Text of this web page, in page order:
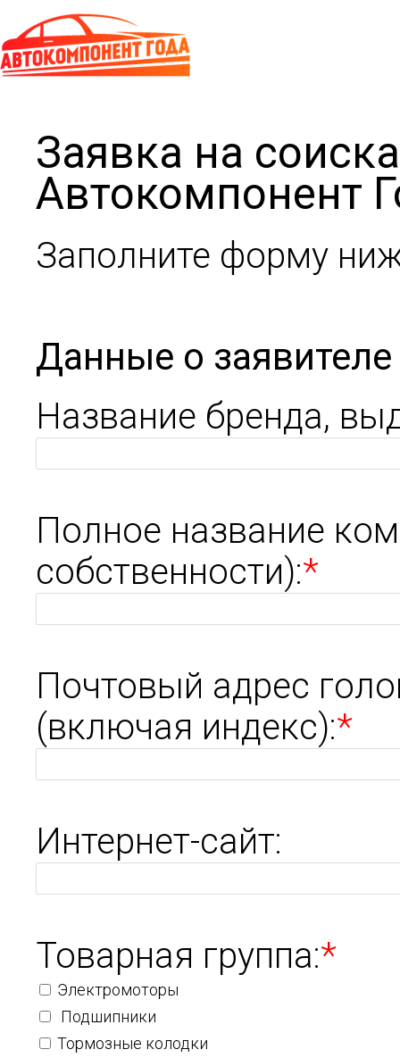
Заявка на
Автокомпонент
Заполните форму
Данные о заявителе
Название бренда,
Полное название
собственности):*
Почтовый адрес
(включая индекс):*
Интернет-сайт:
Товарная группа:*
Электромоторы
Подшипники
Тормозные колодки